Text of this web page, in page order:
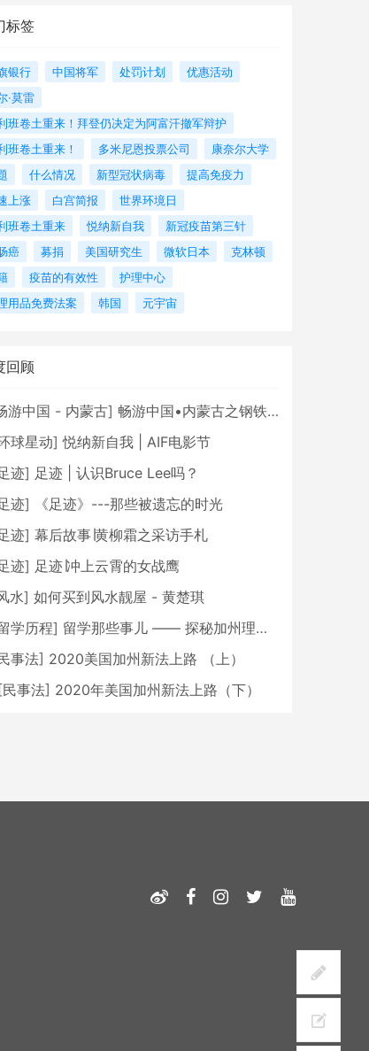
标签
银行 中国将军 处罚计划
优惠活动
·莫雷
班卷土重来！拜登仍决定为阿富汗撤军辩护
班卷土重来！
多米尼恩投票公司
康奈尔大学
什么情况 新型冠状病毒
提高免疫力
上涨
白宫简报
世界环境日
班卷土重来
悦纳新自我
新冠疫苗第三针
癌
募捐 美国研究生 微软日本
克林顿
疫苗的有效性
护理中心
用品免费法案
韩国 元宇宙
回顾
游中国 - 内蒙古] 畅游中国•内蒙古之钢铁骄子，魅力包头
球星动] 悦纳新自我 | AIF电影节
迹] 足迹 | 认识Bruce Lee吗？
迹]
《足迹》---那些被遗忘的时光
迹] 幕后故事∣黄柳霜之采访手札
迹] 足迹∣冲上云霄的女战鹰
水] 如何买到风水靓屋 - 黄楚琪
学历程] 留学那些事儿 —— 探秘加州理工学院Caltech博士生活 [上集]
事法] 2020美国加州新法上路 （上）
[民事法] 2020年美国加州新法上路（下）